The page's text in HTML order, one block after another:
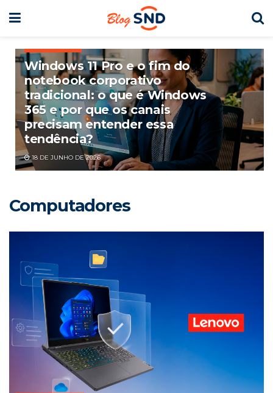
Windows 11 Pro e o fim do
notebook corporativo
tradicional: o que é Windows
365 e por que os canais
precisam entender essa
tendência?
18 DE JUNHO DE 2026
Computadores